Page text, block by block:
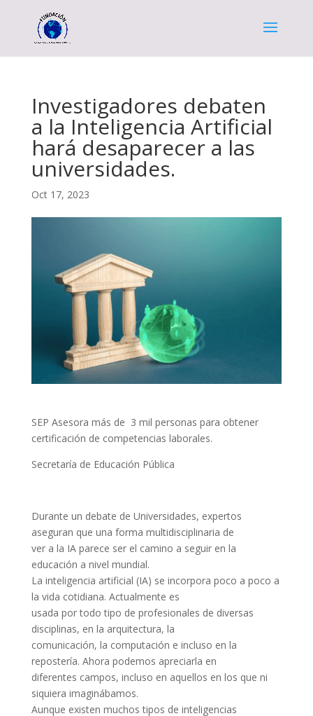
Investigadores debaten
a la Inteligencia Artificial
hará desaparecer a las
universidades.
Oct 17, 2023
SEP Asesora más de 3 mil personas para obtener
certificación de competencias laborales.
Secretaría de Educación Pública
Durante un debate de Universidades, expertos
aseguran que una forma multidisciplinaria de
ver a la IA parece ser el camino a seguir en la
educación a nivel mundial.
La inteligencia artificial (IA) se incorpora poco a poco a
la vida cotidiana. Actualmente es
usada por todo tipo de profesionales de diversas
disciplinas, en la arquitectura, la
comunicación, la computación e incluso en la
repostería. Ahora podemos apreciarla en
diferentes campos, incluso en aquellos en los que ni
siquiera imaginábamos.
Aunque existen muchos tipos de inteligencias